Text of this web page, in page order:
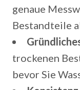
genaue
Bestandteile
trockenen
bevor Sie